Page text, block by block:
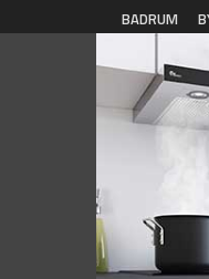
Hoppa till huvudinnehåll
BADRUM